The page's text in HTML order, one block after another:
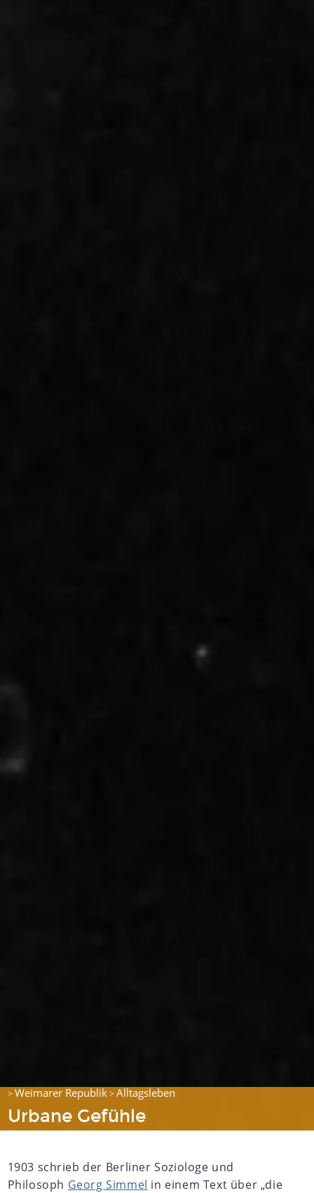
>Weimarer Republik>Alltagsleben
Urbane Gefühle
1903 schrieb der Berliner Soziologe und
Philosoph Georg Simmel in einem Text über „die